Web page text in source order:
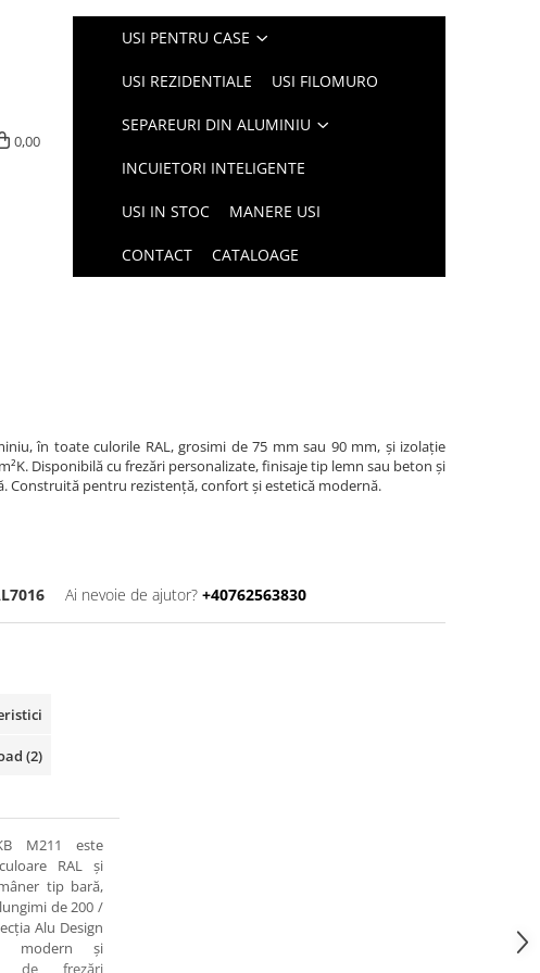
0,00
USI PENTRU CASE
USI REZIDENTIALE USI FILOMURO
SEPAREURI DIN ALUMINIU
INCUIETORI INTELIGENTE
USI IN STOC MANERE USI
CONTACT CATALOAGE
în toate culorile RAL, grosimi de 75 mm sau 90 mm, și izolație
Disponibilă cu frezări personalizate, finisaje tip lemn sau beton și
Construită pentru rezistență, confort și estetică modernă.
Ai nevoie de ajutor? +40762563830
(2)
M211 este
RAL și
tip bară,
de 200 /
Alu Design
modern și
de frezări